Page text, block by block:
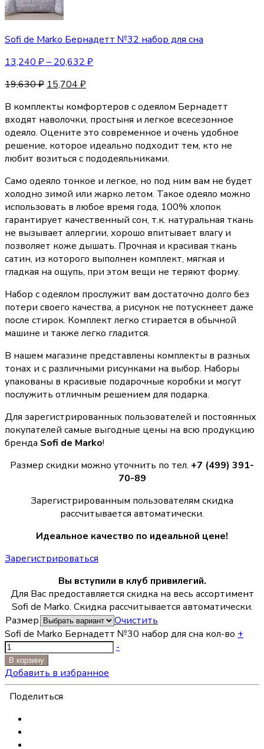
Sofi de Marko Бернадетт №32 набор для сна
13,240 ₽– 20,632 ₽
19,630₽ 15,704 ₽
В комплекты комфортеров с одеялом Бернадетт
входят наволочки, простыня и легкое всесезонное
одеяло. Оцените это современное и очень удобное
решение, которое идеально подходит тем, кто не
любит возиться с пододеяльниками.
Само одеяло тонкое и легкое, но под ним вам не будет
холодно зимой или жарко летом. Такое одеяло можно
использовать в любое время года, 100% хлопок
гарантирует качественный сон, т.к. натуральная ткань
не вызывает аллергии, хорошо впитывает влагу и
позволяет коже дышать. Прочная и красивая ткань
сатин, из которого выполнен комплект, мягкая и
гладкая на ощупь, при этом вещи не теряют форму.
Набор с одеялом прослужит вам достаточно долго без
потери своего качества, а рисунок не потускнеет даже
после стирок. Комплект легко стирается в обычной
машине и также легко гладится.
В нашем магазине представлены комплекты в разных
тонах и с различными рисунками на выбор. Наборы
упакованы в красивые подарочные коробки и могут
послужить отличным решением для подарка.
Для зарегистрированных пользователей и постоянных
покупателей самые выгодные цены на всю продукцию
бренда Sofi de Marko!
Размер скидки можно уточнить по тел. +7 (499) 391-
70-89
Зарегистрированным пользователям скидка
рассчитывается автоматически.
Идеальное качество по идеальной цене!
Зарегистрироваться
Вы вступили в клуб привилегий.
Для Вас предоставляется скидка на весь ассортимент
Sofi de Marko. Скидка рассчитывается автоматически.
Размер
Очистить
Sofi de Marko Бернадетт №30 набор для сна кол-во +
-
В корзину
Добавить в избранное
Поделиться